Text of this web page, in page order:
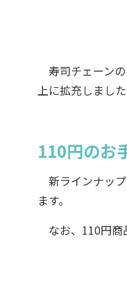
寿司チェーン
上に拡充しました
110円のお
新ラインナッ
ます。
なお、110円商